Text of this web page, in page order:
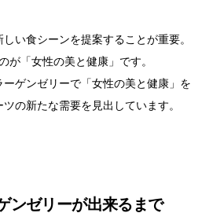
い食シーンを提案することが重要。
が「女性の美と健康」です。
ゲンゼリーで「女性の美と健康」を
の新たな需要を見出しています。
ンゼリーが出来るまで